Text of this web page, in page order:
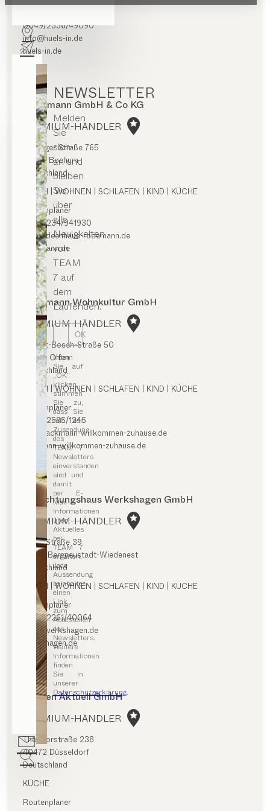
NEWSLETTER
Melden
Sie
sich
an und
bleiben
Sie
über
alle
Neuigkeiten
von
TEAM
7 auf
dem
Laufenden.
OK
Indem
Sie auf
„OK“
klicken,
stimmen
Sie zu,
dass Sie
mit der
Zusendung
des
TEAM 7
Newsletters
einverstanden
sind und
damit
per E-
Mail
Informationen
über
Aktuelles
bei
TEAM 7
erhalten.
Jede
Aussendung
beinhaltet
einen
Link
zum
Abbestellen
des
Newsletters.
Weitere
Informationen
finden
Sie in
unserer
Datenschutzerklärung.
0049/2336/49090
info@huels-in.de
huels-in.de
Rodemann GmbH & Co KG
PREMIUM-HÄNDLER
Hattinger Straße 765
44879 Bochum
Deutschland
ESSEN | WOHNEN | SCHLAFEN | KIND | KÜCHE
Routenplaner
0049/234/941930
info@ideenhaus-rodemann.de
rodemann.de
Lackmann Wohnkultur GmbH
PREMIUM-HÄNDLER
Robert-Bosch-Straße 50
59399 Olfen
Deutschland
ESSEN | WOHNEN | SCHLAFEN | KIND | KÜCHE
Routenplaner
0049/2595/1245
info@lackmann-willkommen-zuhause.de
lackmann-willkommen-zuhause.de
Einrichtungshaus Werkshagen GmbH
PREMIUM-HÄNDLER
Olper Straße 39
51702 Bergneustadt-Wiedenest
Deutschland
ESSEN | WOHNEN | SCHLAFEN | KIND | KÜCHE
Routenplaner
0049/2261/40064
info@werkshagen.de
werkshagen.de
Küchen Aktuell GmbH
PREMIUM-HÄNDLER
Theodorstraße 238
40472 Düsseldorf
Deutschland
KÜCHE
Routenplaner